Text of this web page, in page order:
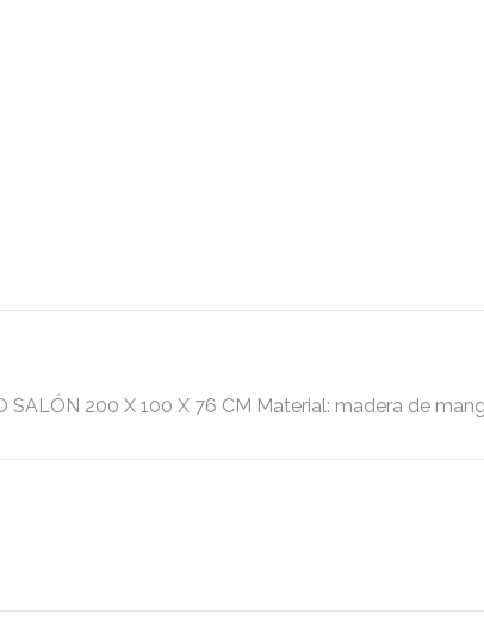
SALÓN 200 X 100 X 76 CM Material: madera de